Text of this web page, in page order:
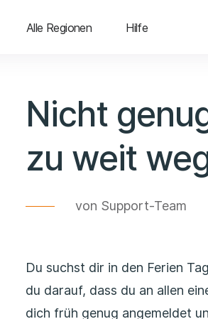
Alle Regionen Hilfe
Nicht
zu weit
von Support-Team
Du suchst dir in den Ferien
du darauf, dass du an allen
dich früh genug angemeldet